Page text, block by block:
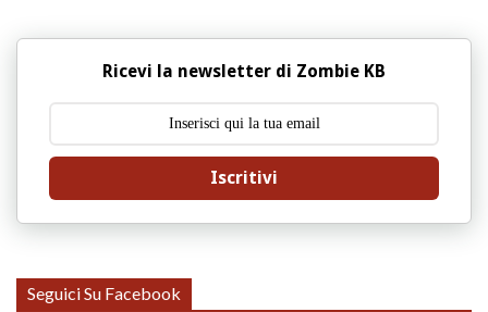
Ricevi la newsletter di Zombie KB
Iscritivi
Seguici Su Facebook